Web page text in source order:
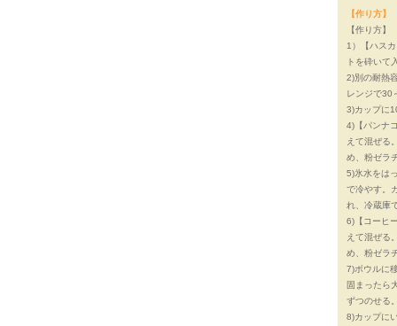
【作り方】
【作り方】
1）【ハス
トを砕いて
2)別の耐熱
レンジで30
3)カップに
4)【パンナ
えて混ぜる
め、粉ゼラ
5)氷水をは
で冷やす。
れ、冷蔵庫
6)【コーヒ
えて混ぜる
め、粉ゼラ
7)ボウルに
固まったら
ずつのせる
8)カップに